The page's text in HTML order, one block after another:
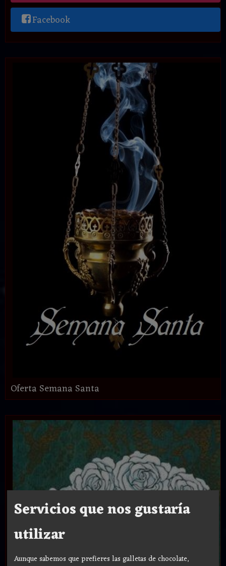
Facebook
Oferta Semana Santa
Servicios que nos gustaría
utilizar
Aunque sabemos que prefieres las galletas de chocolate,